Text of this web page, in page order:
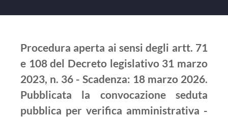
Procedura aperta ai sensi degli artt. 71
e 108 del Decreto legislativo 31 marzo
2023, n. 36 - Scadenza: 18 marzo 2026.
Pubblicata la convocazione seduta
pubblica per verifica amministrativa -